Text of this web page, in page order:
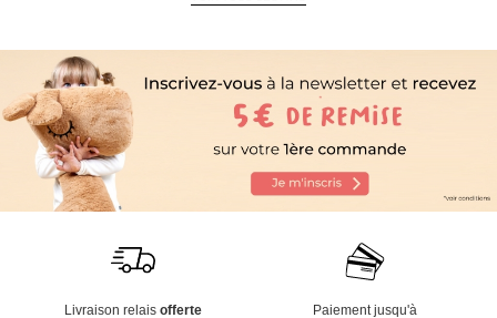
Livraison relais offerte Paiement jusqu'à